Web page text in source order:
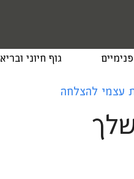
גוף חיוני ובריא
עצמי להצלחה